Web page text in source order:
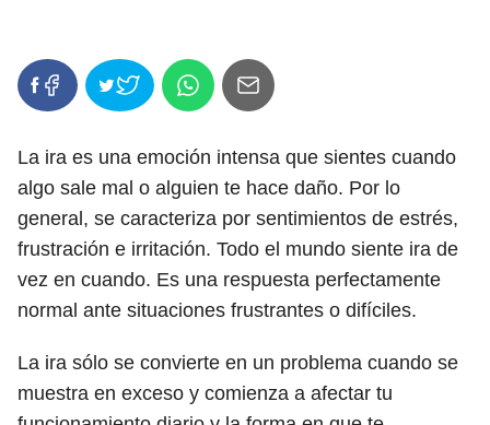
La ira es una emoción intensa que sientes cuando
algo sale mal o alguien te hace daño. Por lo
general, se caracteriza por sentimientos de estrés,
frustración e irritación. Todo el mundo siente ira de
vez en cuando. Es una respuesta perfectamente
normal ante situaciones frustrantes o difíciles.
La ira sólo se convierte en un problema cuando se
muestra en exceso y comienza a afectar tu